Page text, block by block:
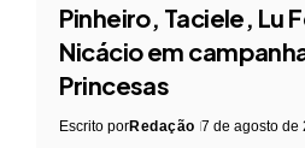
Pinheiro, Taciele, Lu
Nicácio em
Princesas
Escrito porRedação 7 de agosto de